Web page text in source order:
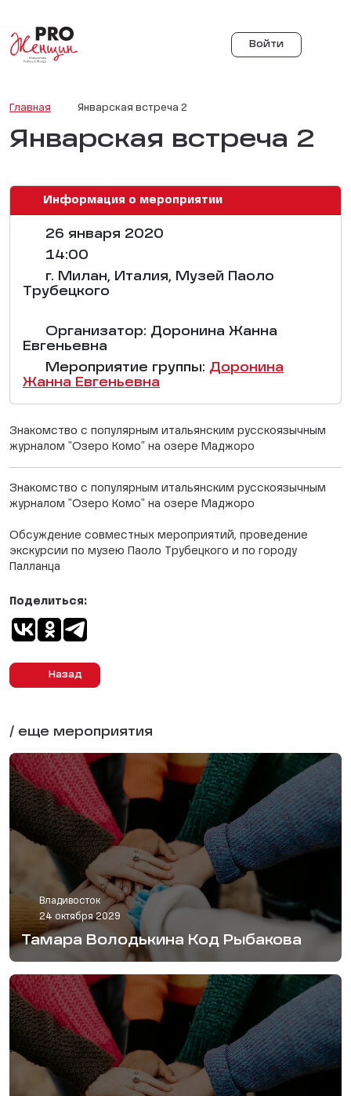
Войти
Главная Январская встреча 2
Январская встреча 2
Информация о мероприятии
26 января 2020
14:00
г. Милан, Италия, Музей Паоло
Трубецкого
Организатор: Доронина Жанна
Евгеньевна
Мероприятие группы: Доронина
Жанна Евгеньевна
Знакомство с популярным итальянским русскоязычным
журналом "Озеро Комо" на озере Маджоро
Знакомство с популярным итальянским русскоязычным
журналом "Озеро Комо" на озере Маджоро
Обсуждение совместных мероприятий, проведение
экскурсии по музею Паоло Трубецкого и по городу
Палланца
Назад
Поделиться:
/ еще мероприятия
Владивосток
24 октября 2029
Тамара Володькина Код Рыбакова